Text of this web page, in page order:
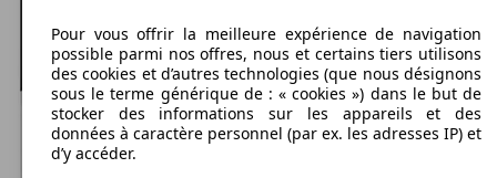
Pour vous offrir la meilleure expérience de navigation
possible parmi nos offres, nous et certains tiers utilisons
des cookies et d’autres technologies (que nous désignons
sous le terme générique de : « cookies ») dans le but de
stocker des informations sur les appareils et des
données à caractère personnel (par ex. les adresses IP) et
d’y accéder.